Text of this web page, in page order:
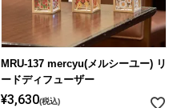
MRU-137 mercyu(メルシーユー) リ
ードディフューザー
¥3,630 税込